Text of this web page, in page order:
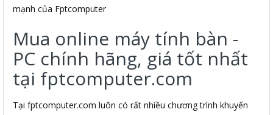
mạnh của Fptcomputer
Mua online máy tính bàn -
PC chính hãng, giá tốt nhất
tại fptcomputer.com
Tại fptcomputer.com luôn có rất nhiều chương trình khuyến